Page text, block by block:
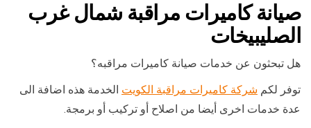
صيانة كاميرات مراقبة شمال غرب
الصليبيخات
هل تبحثون عن خدمات صيانة كاميرات مراقبه؟
توفر لكم شركة كاميرات مراقبة الكويت الخدمة هذه اضافة الى
عدة خدمات اخرى أيضا من اصلاح أو تركيب أو برمجة.